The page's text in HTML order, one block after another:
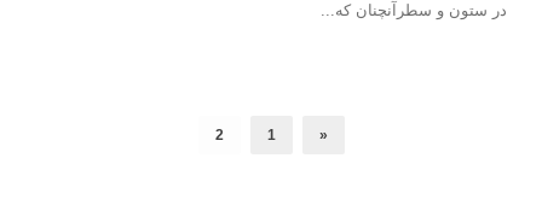
در ستون و سطرآنچنان که...
«
1
2